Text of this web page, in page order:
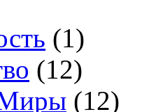
(1)
(12)
(12)